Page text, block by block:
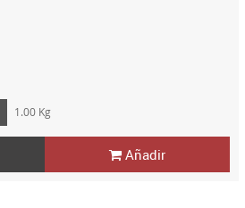
1.00 Kg
Añadir